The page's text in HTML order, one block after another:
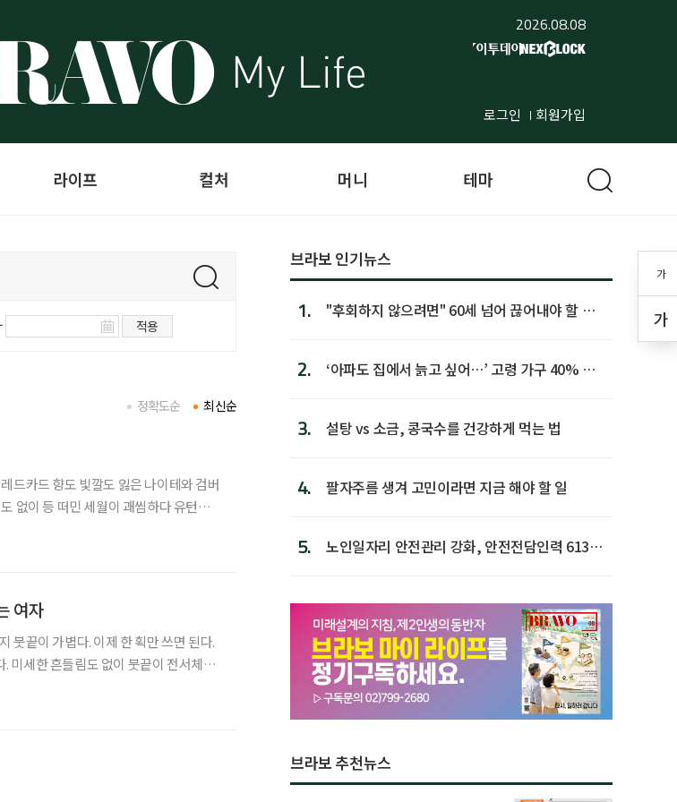
2026.08.08
로그인 회원가입
가
가
라이프 컬처 머니 테마
적용
최신순
정확도순
여자
붓끝이 가볍다. 이제 한 획만 쓰면 된다.
미세한 흔들림도 없이 붓끝이 전서체의
브라보 인기뉴스
1.
"후회하지 않으려면" 60세 넘어 끊어내야 할 사
2.
‘아파도 집에서 늙고 싶어…’ 고령 가구 40% 노
3. 설탕 vs 소금, 콩국수를 건강하게 먹는 법
4. 팔자주름 생겨 고민이라면 지금 해야 할 일
5.
노인일자리 안전관리 강화, 안전전담인력 613명
브라보 추천뉴스